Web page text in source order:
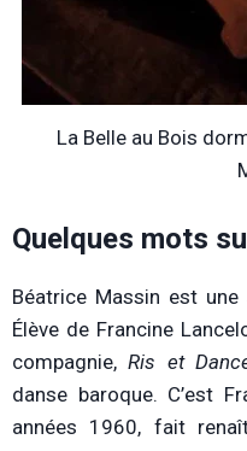
La Belle au Bois
Quelques mots
Béatrice Massin est
Élève de Francine
compagnie,Ris et
danse baroque. C’est
années 1960, fait